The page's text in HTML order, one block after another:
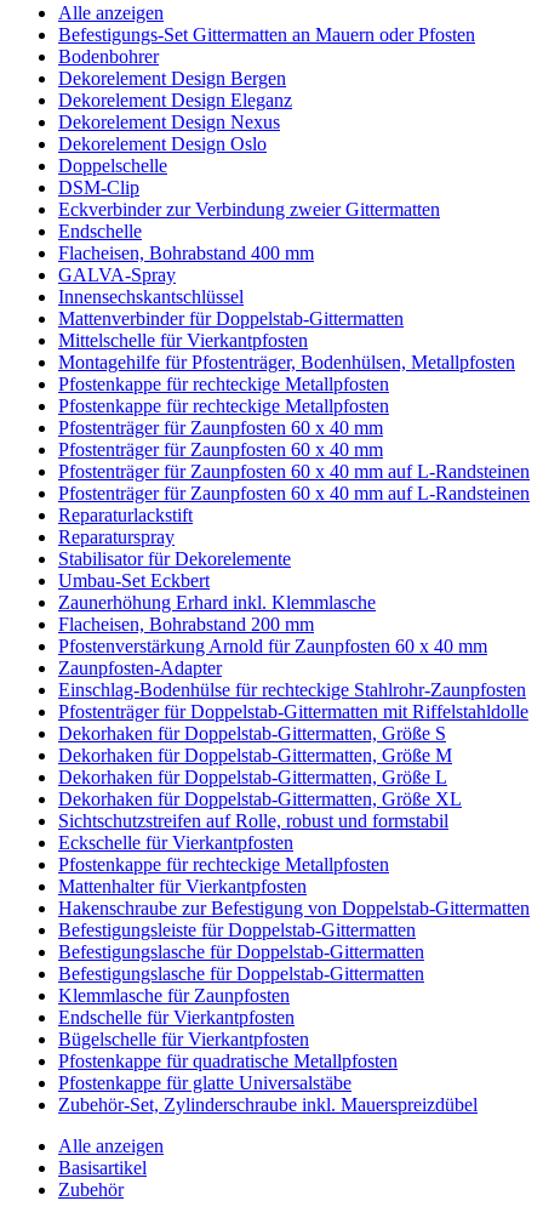
Alle anzeigen
Befestigungs-Set Gittermatten an Mauern oder Pfosten
Bodenbohrer
Dekorelement Design Bergen
Dekorelement Design Eleganz
Dekorelement Design Nexus
Dekorelement Design Oslo
Doppelschelle
DSM-Clip
Eckverbinder zur Verbindung zweier Gittermatten
Endschelle
Flacheisen, Bohrabstand 400 mm
GALVA-Spray
Innensechskantschlüssel
Mattenverbinder für Doppelstab-Gittermatten
Mittelschelle für Vierkantpfosten
Montagehilfe für Pfostenträger, Bodenhülsen, Metallpfosten
Pfostenkappe für rechteckige Metallpfosten
Pfostenkappe für rechteckige Metallpfosten
Pfostenträger für Zaunpfosten 60 x 40 mm
Pfostenträger für Zaunpfosten 60 x 40 mm
Pfostenträger für Zaunpfosten 60 x 40 mm auf L-Randsteinen
Pfostenträger für Zaunpfosten 60 x 40 mm auf L-Randsteinen
Reparaturlackstift
Reparaturspray
Stabilisator für Dekorelemente
Umbau-Set Eckbert
Zaunerhöhung Erhard inkl. Klemmlasche
Flacheisen, Bohrabstand 200 mm
Pfostenverstärkung Arnold für Zaunpfosten 60 x 40 mm
Zaunpfosten-Adapter
Einschlag-Bodenhülse für rechteckige Stahlrohr-Zaunpfosten
Pfostenträger für Doppelstab-Gittermatten mit Riffelstahldolle
Dekorhaken für Doppelstab-Gittermatten, Größe S
Dekorhaken für Doppelstab-Gittermatten, Größe M
Dekorhaken für Doppelstab-Gittermatten, Größe L
Dekorhaken für Doppelstab-Gittermatten, Größe XL
Sichtschutzstreifen auf Rolle, robust und formstabil
Eckschelle für Vierkantpfosten
Pfostenkappe für rechteckige Metallpfosten
Mattenhalter für Vierkantpfosten
Hakenschraube zur Befestigung von Doppelstab-Gittermatten
Befestigungsleiste für Doppelstab-Gittermatten
Befestigungslasche für Doppelstab-Gittermatten
Befestigungslasche für Doppelstab-Gittermatten
Klemmlasche für Zaunpfosten
Endschelle für Vierkantpfosten
Bügelschelle für Vierkantpfosten
Pfostenkappe für quadratische Metallpfosten
Pfostenkappe für glatte Universalstäbe
Zubehör-Set, Zylinderschraube inkl. Mauerspreizdübel
Alle anzeigen
Basisartikel
Zubehör